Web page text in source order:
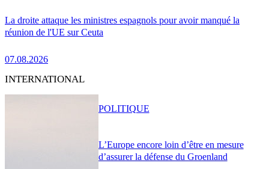
La droite attaque les ministres espagnols pour avoir manqué la
réunion de l'UE sur Ceuta
07.08.2026
INTERNATIONAL
L’Europe encore loin d’être en mesure
d’assurer la défense du Groenland
POLITIQUE